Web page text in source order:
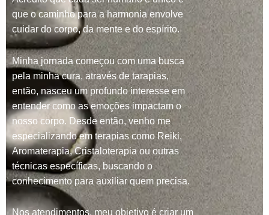
que o caminho para a harmonia envolve
cuidar do corpo, da mente e do espírito.
Minha jornada começou com uma busca
pela minha cura, através de tarapias,
então, nasceu um profundo interesse em
entender como as emoções impactam o
nosso corpo. Desde então, venho me
especializando em terapias como Reiki,
Aromaterapia, Cristaloterapia ou outras
técnicas específicas, buscando o
conhecimento para auxiliar quem precisa.
Nos atendimentos, meu objetivo é criar um